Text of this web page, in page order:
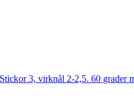
3, virknål 2-2,5. 60 grader